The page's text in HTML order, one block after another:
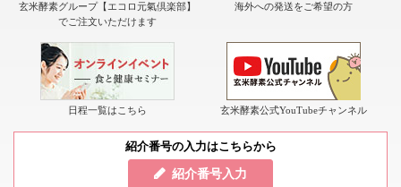
玄米酵素グループ【エコロ元氣倶楽部】
でご注文いただけます
海外への発送をご希望の方
日程一覧はこちら 玄米酵素公式YouTubeチャンネル
紹介番号の入力はこちらから
紹介番号入力